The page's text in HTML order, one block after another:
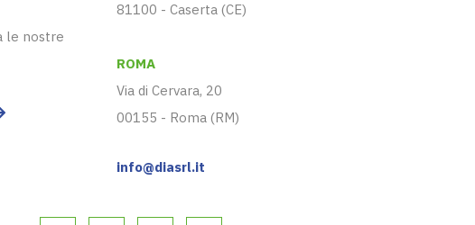
le nostre
81100 - Caserta (CE)
ROMA
Via di Cervara, 20
00155 - Roma (RM)
info@diasrl.it